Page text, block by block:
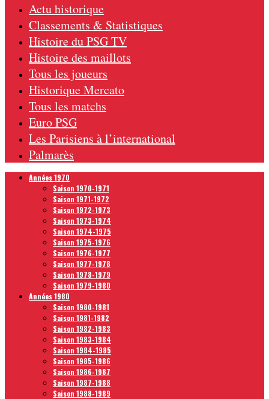
Actu historique
Classements & Statistiques
Histoire du PSG TV
Histoire des maillots
Tous les joueurs
Historique Mercato
Tous les matchs
Euro PSG
Les Parisiens à l’international
Palmarès
Années 1970
Saison 1970-1971
Saison 1971-1972
Saison 1972-1973
Saison 1973-1974
Saison 1974-1975
Saison 1975-1976
Saison 1976-1977
Saison 1977-1978
Saison 1978-1979
Saison 1979-1980
Années 1980
Saison 1980-1981
Saison 1981-1982
Saison 1982-1983
Saison 1983-1984
Saison 1984-1985
Saison 1985-1986
Saison 1986-1987
Saison 1987-1988
Saison 1988-1989